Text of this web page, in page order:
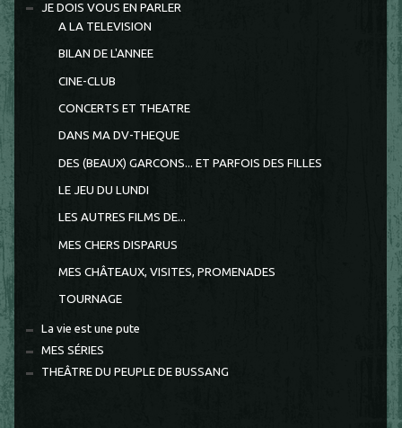
JE DOIS VOUS EN PARLER
A LA TELEVISION
BILAN DE L'ANNEE
CINE-CLUB
CONCERTS ET THEATRE
DANS MA DV-THEQUE
DES (BEAUX) GARCONS... ET PARFOIS DES FILLES
LE JEU DU LUNDI
LES AUTRES FILMS DE...
MES CHERS DISPARUS
MES CHÂTEAUX, VISITES, PROMENADES
TOURNAGE
La vie est une pute
MES SÉRIES
THEÂTRE DU PEUPLE DE BUSSANG